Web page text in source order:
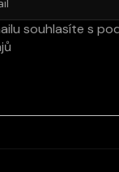
souhlasíte s